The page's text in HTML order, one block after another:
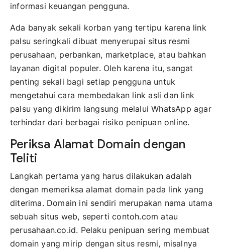
informasi keuangan pengguna.
Ada banyak sekali korban yang tertipu karena link
palsu seringkali dibuat menyerupai situs resmi
perusahaan, perbankan, marketplace, atau bahkan
layanan digital populer. Oleh karena itu, sangat
penting sekali bagi setiap pengguna untuk
mengetahui cara membedakan link asli dan link
palsu yang dikirim langsung melalui WhatsApp agar
terhindar dari berbagai risiko penipuan online.
Periksa Alamat Domain dengan
Teliti
Langkah pertama yang harus dilakukan adalah
dengan memeriksa alamat domain pada link yang
diterima. Domain ini sendiri merupakan nama utama
sebuah situs web, seperti contoh.com atau
perusahaan.co.id. Pelaku penipuan sering membuat
domain yang mirip dengan situs resmi, misalnya